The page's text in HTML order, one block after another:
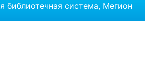
библиотечная система, Мегион